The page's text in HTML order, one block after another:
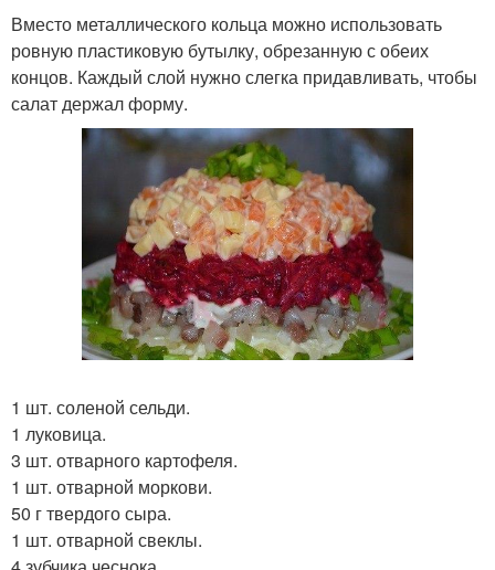
Вместо металлического кольца можно использовать
ровную пластиковую бутылку, обрезанную с обеих
концов. Каждый слой нужно слегка придавливать, чтобы
салат держал форму.
1 шт. соленой сельди.
1 луковица.
3 шт. отварного картофеля.
1 шт. отварной моркови.
50 г твердого сыра.
1 шт. отварной свеклы.